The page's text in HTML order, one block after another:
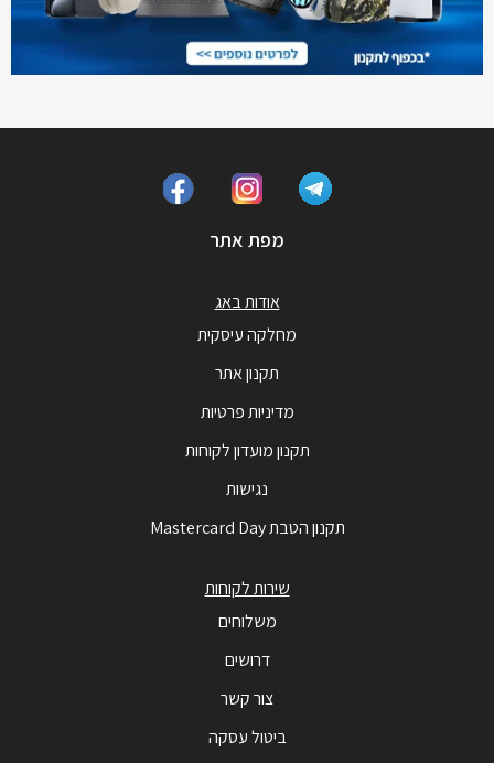
מפת אתר
אודות באג
מחלקה עיסקית
תקנון אתר
מדיניות פרטיות
תקנון מועדון לקוחות
נגישות
תקנון הטבת Mastercard Day
שירות לקוחות
משלוחים
דרושים
צור קשר
ביטול עסקה